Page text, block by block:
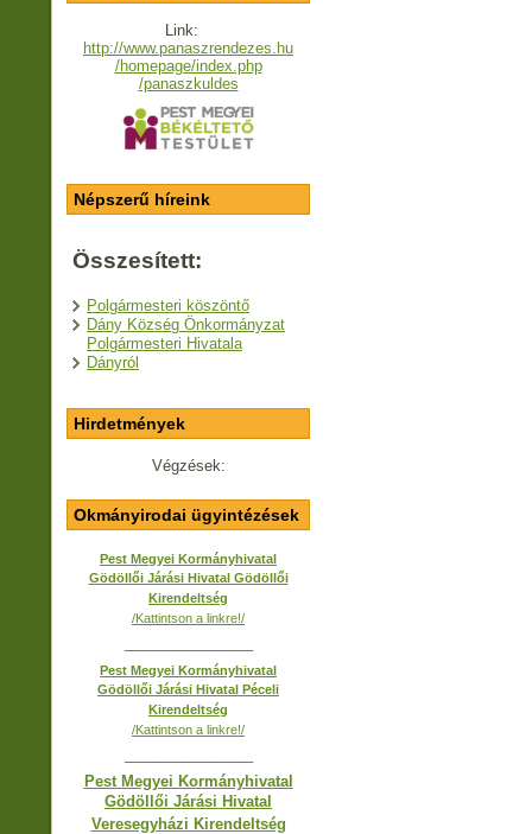
Link:
http://www.panaszrendezes.hu
/homepage/index.php
/panaszkuldes
Népszerű híreink
Összesített:
Polgármesteri köszöntő
Dány Község Önkormányzat
Polgármesteri Hivatala
Dányról
Hirdetmények
Végzések:
Okmányirodai ügyintézések
Pest Megyei Kormányhivatal
Gödöllői Járási Hivatal Gödöllői
Kirendeltség
/Kattintson a linkre!/
Pest Megyei Kormányhivatal
Gödöllői Járási Hivatal Péceli
Kirendeltség
/Kattintson a linkre!/
Pest Megyei Kormányhivatal
Gödöllői Járási Hivatal
Veresegyházi Kirendeltség